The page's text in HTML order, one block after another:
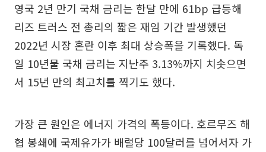
영국 2년 만기 국채 금리는 한달 만에 61bp 급등해
리즈 트러스 전 총리의 짧은 재임 기간 발생했던
2022년 시장 혼란 이후 최대 상승폭을 기록했다. 독
일 10년물 국채 금리는 지난주 3.13%까지 치솟으면
서 15년 만의 최고치를 찍기도 했다.
가장 큰 원인은 에너지 가격의 폭등이다. 호르무즈 해
협 봉쇄에 국제유가가 배럴당 100달러를 넘어서자 가